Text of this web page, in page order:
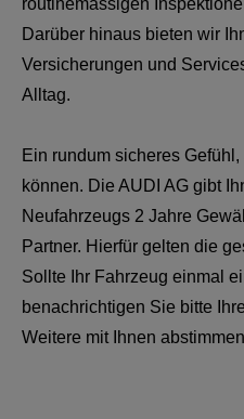
routinemässigen
Darüber hinaus bieten wir
Versicherungen und
Alltag.
Ein rundum sicheres
können. Die AUDI AG gibt
Neufahrzeugs 2 Jahre
Partner. Hierfür gelten die
Sollte Ihr Fahrzeug einmal
benachrichtigen Sie bitte
Weitere mit Ihnen